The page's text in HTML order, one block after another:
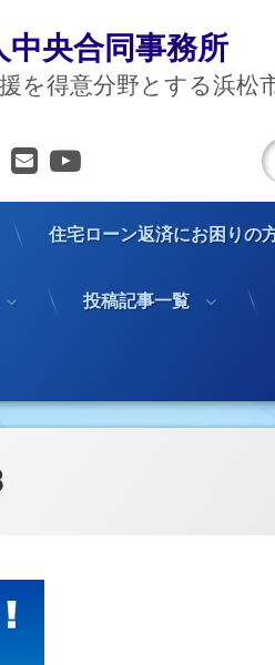
央合同事務所
を得意分野とする浜松
メールアドレス
YouTube
住宅ローン返済にお困りの
投稿記事一覧